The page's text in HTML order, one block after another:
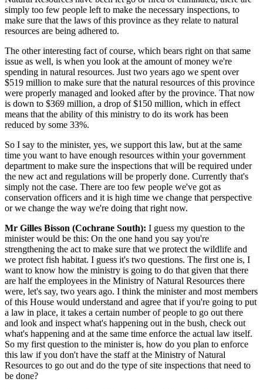
simply too few people left to make the necessary inspections, to
make sure that the laws of this province as they relate to natural
resources are being adhered to.
The other interesting fact of course, which bears right on that same
issue as well, is when you look at the amount of money we're
spending in natural resources. Just two years ago we spent over
$519 million to make sure that the natural resources of this province
were properly managed and looked after by the province. That now
is down to $369 million, a drop of $150 million, which in effect
means that the ability of this ministry to do its work has been
reduced by some 33%.
So I say to the minister, yes, we support this law, but at the same
time you want to have enough resources within your government
department to make sure the inspections that will be required under
the new act and regulations will be properly done. Currently that's
simply not the case. There are too few people we've got as
conservation officers and it is high time we change that perspective
or we change the way we're doing that right now.
Mr Gilles Bisson (Cochrane South): I guess my question to the
minister would be this: On the one hand you say you're
strengthening the act to make sure that we protect the wildlife and
we protect fish habitat. I guess it's two questions. The first one is, I
want to know how the ministry is going to do that given that there
are half the employees in the Ministry of Natural Resources there
were, let's say, two years ago. I think the minister and most members
of this House would understand and agree that if you're going to put
a law in place, it takes a certain number of people to go out there
and look and inspect what's happening out in the bush, check out
what's happening and at the same time enforce the actual law itself.
So my first question to the minister is, how do you plan to enforce
this law if you don't have the staff at the Ministry of Natural
Resources to go out and do the type of site inspections that need to
be done?